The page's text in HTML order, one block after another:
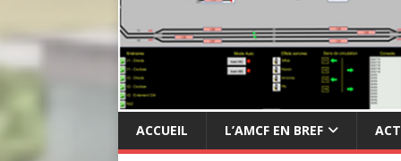
ACCUEIL L’AMCF EN BREF